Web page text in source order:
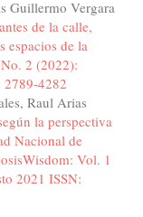
Guillermo Vergara
de la calle,
espacios de la
2 (2022):
4282
Raul Arias
la perspectiva
Nacional de
Vol. 1
2021 ISSN: